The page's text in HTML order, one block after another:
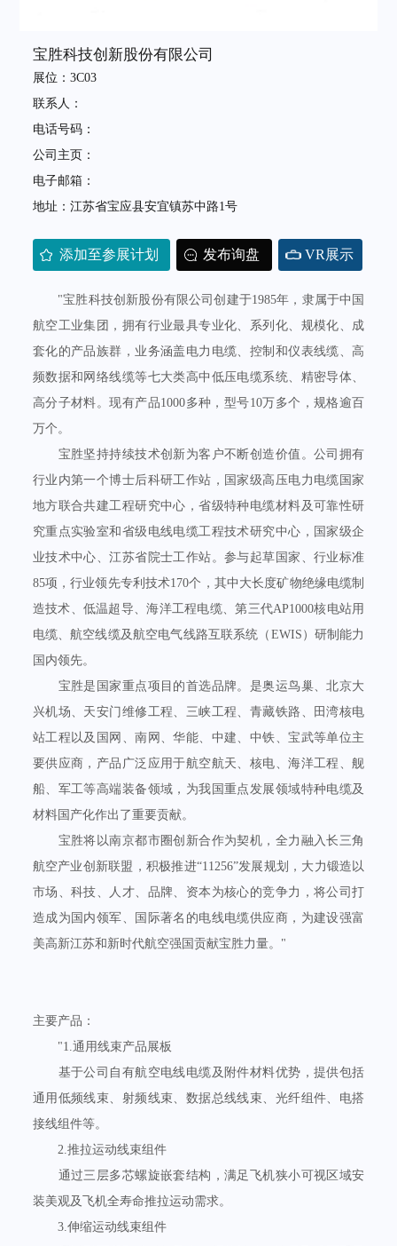
宝胜科技创新股份有限公司
展位：3C03
联系人：
电话号码：
公司主页：
电子邮箱：
地址：江苏省宝应县安宜镇苏中路1号
添加至参展计划 发布询盘 VR展示
"宝胜科技创新股份有限公司创建于1985年，隶属于中国
航空工业集团，拥有行业最具专业化、系列化、规模化、成
套化的产品族群，业务涵盖电力电缆、控制和仪表线缆、高
频数据和网络线缆等七大类高中低压电缆系统、精密导体、
高分子材料。现有产品1000多种，型号10万多个，规格逾百
万个。
宝胜坚持持续技术创新为客户不断创造价值。公司拥有
行业内第一个博士后科研工作站，国家级高压电力电缆国家
地方联合共建工程研究中心，省级特种电缆材料及可靠性研
究重点实验室和省级电线电缆工程技术研究中心，国家级企
业技术中心、江苏省院士工作站。参与起草国家、行业标准
85项，行业领先专利技术170个，其中大长度矿物绝缘电缆制
造技术、低温超导、海洋工程电缆、第三代AP1000核电站用
电缆、航空线缆及航空电气线路互联系统（EWIS）研制能力
国内领先。
宝胜是国家重点项目的首选品牌。是奥运鸟巢、北京大
兴机场、天安门维修工程、三峡工程、青藏铁路、田湾核电
站工程以及国网、南网、华能、中建、中铁、宝武等单位主
要供应商，产品广泛应用于航空航天、核电、海洋工程、舰
船、军工等高端装备领域，为我国重点发展领域特种电缆及
材料国产化作出了重要贡献。
宝胜将以南京都市圈创新合作为契机，全力融入长三角
航空产业创新联盟，积极推进“11256”发展规划，大力锻造以
市场、科技、人才、品牌、资本为核心的竞争力，将公司打
造成为国内领军、国际著名的电线电缆供应商，为建设强富
美高新江苏和新时代航空强国贡献宝胜力量。"
主要产品：
"1.通用线束产品展板
基于公司自有航空电线电缆及附件材料优势，提供包括
通用低频线束、射频线束、数据总线线束、光纤组件、电搭
接线组件等。
2.推拉运动线束组件
通过三层多芯螺旋嵌套结构，满足飞机狭小可视区域安
装美观及飞机全寿命推拉运动需求。
3.伸缩运动线束组件